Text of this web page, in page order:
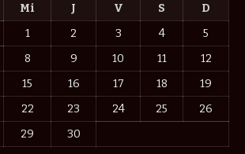
Mi J V S
D
1
2 3 4
5
8 9 10 11
12
15 16 17 18
19
22 23 24 25
26
29 30